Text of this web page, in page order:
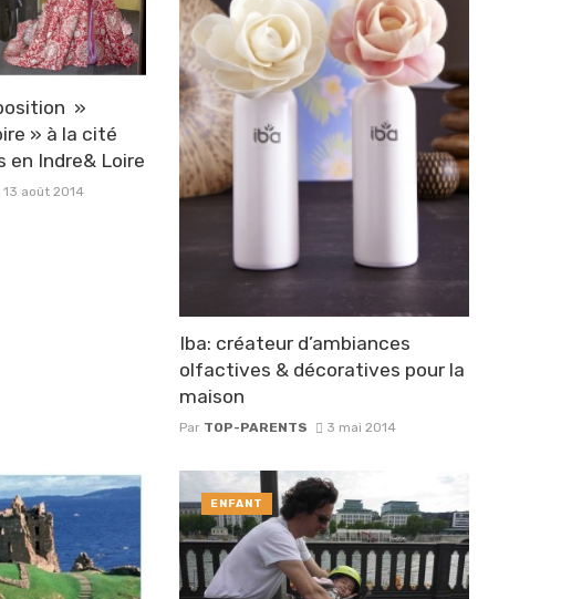
»
» à la cité
en Indre& Loire
13 août 2014
Iba: créateur d’ambiances
olfactives & décoratives pour la
maison
Par TOP-PARENTS 3 mai 2014
ENFANT